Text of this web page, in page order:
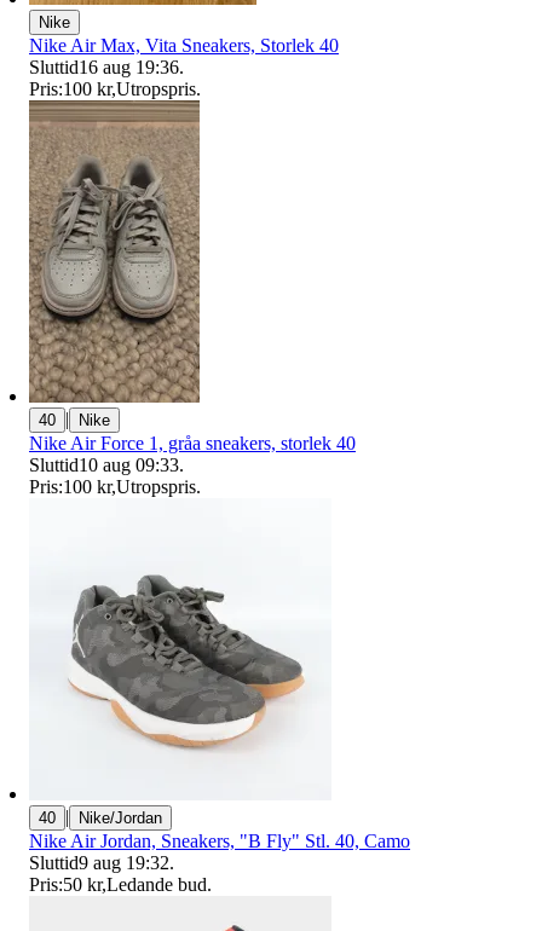
Nike
Nike Air Max, Vita Sneakers, Storlek 40
Sluttid16 aug 19:36.
Pris:100 kr,Utropspris.
40 | Nike
Nike Air Force 1, gråa sneakers, storlek 40
Sluttid10 aug 09:33.
Pris:100 kr,Utropspris.
40 | Nike/Jordan
Nike Air Jordan, Sneakers, "B Fly" Stl. 40, Camo
Sluttid9 aug 19:32.
Pris:50 kr,Ledande bud.